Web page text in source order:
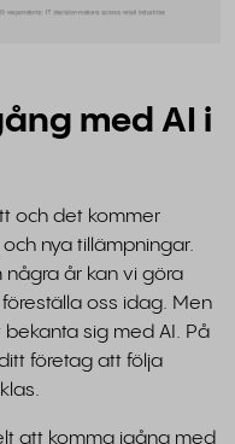
med AI i
och det kommer
nya tillämpningar.
några år kan vi göra
oss idag. Men
sig med AI. På
företag att följa
att komma igång med